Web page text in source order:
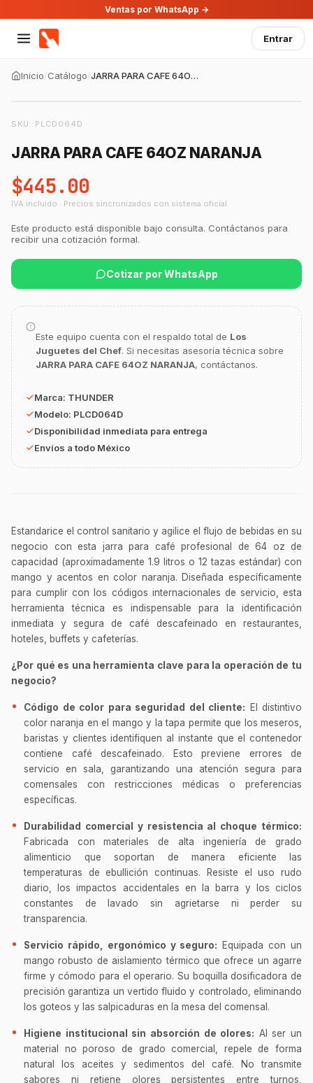
Ventas por WhatsApp →
Entrar
Inicio/Catálogo/ JARRA PARA CAFE 64OZ NARANJA
SKU: PLCD064D
JARRA PARA CAFE 64OZ NARANJA
$445.00
IVA incluido · Precios sincronizados con sistema oficial
Este producto está disponible bajo consulta. Contáctanos para
recibir una cotización formal.
Cotizar por WhatsApp
Este equipo cuenta con el respaldo total de Los
Juguetes del Chef. Si necesitas asesoría técnica sobre
JARRA PARA CAFE 64OZ NARANJA, contáctanos.
Marca: THUNDER
Modelo: PLCD064D
Disponibilidad inmediata para entrega
Envíos a todo México
Estandarice el control sanitario y agilice el flujo de bebidas en su
negocio con esta jarra para café profesional de 64 oz de
capacidad (aproximadamente 1.9 litros o 12 tazas estándar) con
mango y acentos en color naranja. Diseñada específicamente
para cumplir con los códigos internacionales de servicio, esta
herramienta técnica es indispensable para la identificación
inmediata y segura de café descafeinado en restaurantes,
hoteles, buffets y cafeterías.
¿Por qué es una herramienta clave para la operación de tu
negocio?
Código de color para seguridad del cliente: El distintivo
color naranja en el mango y la tapa permite que los meseros,
baristas y clientes identifiquen al instante que el contenedor
contiene café descafeinado. Esto previene errores de
servicio en sala, garantizando una atención segura para
comensales con restricciones médicas o preferencias
específicas.
Durabilidad comercial y resistencia al choque térmico:
Fabricada con materiales de alta ingeniería de grado
alimenticio que soportan de manera eficiente las
temperaturas de ebullición continuas. Resiste el uso rudo
diario, los impactos accidentales en la barra y los ciclos
constantes de lavado sin agrietarse ni perder su
transparencia.
Servicio rápido, ergonómico y seguro: Equipada con un
mango robusto de aislamiento térmico que ofrece un agarre
firme y cómodo para el operario. Su boquilla dosificadora de
precisión garantiza un vertido fluido y controlado, eliminando
los goteos y las salpicaduras en la mesa del comensal.
Higiene institucional sin absorción de olores: Al ser un
material no poroso de grado comercial, repele de forma
natural los aceites y sedimentos del café. No transmite
sabores ni retiene olores persistentes entre turnos,
Asesor Chef Online
de cocina profesional de GastroArt.
¿En qué te puedo apoyar hoy con tu
equipamiento o utensilios?